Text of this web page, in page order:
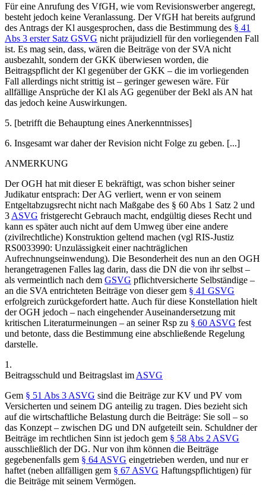
Für eine Anrufung des VfGH, wie vom Revisionswerber angeregt,
besteht jedoch keine Veranlassung. Der VfGH hat bereits aufgrund
des Antrags der Kl ausgesprochen, dass die Bestimmung des § 41
Abs 3 erster Satz GSVG nicht präjudiziell für den vorliegenden Fall
ist. Es mag sein, dass, wären die Beiträge von der SVA nicht
ausbezahlt, sondern der GKK überwiesen worden, die
Beitragspflicht der Kl gegenüber der GKK – die im vorliegenden
Fall allerdings nicht strittig ist – geringer gewesen wäre. Für
allfällige Ansprüche der Kl als AG gegenüber der Bekl als AN hat
das jedoch keine Auswirkungen.
5. [betrifft die Behauptung eines Anerkenntnisses]
6. Insgesamt war daher der Revision nicht Folge zu geben. [...]
ANMERKUNG
Der OGH hat mit dieser E bekräftigt, was schon bisher seiner
Judikatur entsprach: Der AG verliert, wenn er von seinem
Entgeltabzugsrecht nicht nach Maßgabe des § 60 Abs 1 Satz 2 und
3 ASVG fristgerecht Gebrauch macht, endgültig dieses Recht und
kann es später auch nicht auf dem Umweg über eine andere
(zivilrechtliche) Konstruktion geltend machen (vgl RIS-Justiz
RS0033990: Unzulässigkeit einer nachträglichen
Aufrechnungseinwendung). Die Besonderheit des nun an den OGH
herangetragenen Falles lag darin, dass die DN die von ihr selbst –
als vermeintlich nach dem GSVG pflichtversicherte Selbständige –
an die SVA entrichteten Beiträge von dieser gem § 41 GSVG
erfolgreich zurückgefordert hatte. Auch für diese Konstellation hielt
der OGH jedoch – nach eingehender Auseinandersetzung mit
kritischen Literaturmeinungen – an seiner Rsp zu § 60 ASVG fest
und betonte, dass die Bestimmung eine abschließende Regelung
darstelle.
1.
Beitragsschuld und Beitragslast im ASVG
Gem § 51 Abs 3 ASVG sind die Beiträge zur KV und PV vom
Versicherten und seinem DG anteilig zu tragen. Dies bezieht sich
auf die wirtschaftliche Belastung durch die Beiträge: Sie soll – so
das Konzept – zwischen DG und DN aufgeteilt sein. Schuldner der
Beiträge im rechtlichen Sinn ist jedoch gem § 58 Abs 2 ASVG
ausschließlich der DG. Nur von ihm können die Beiträge
gegebenenfalls gem § 64 ASVG eingetrieben werden, und nur er
haftet (neben allfälligen gem § 67 ASVG Haftungspflichtigen) für
die Beiträge mit seinem Vermögen.